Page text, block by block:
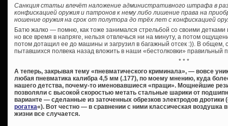
Санкция статьи влечёт наложение административного штрафа в
конфискацией оружия и патронов к нему либо лишение права на
ношение оружия на срок от полутора до трёх лет с конфискацией
Батю жалко — помню, как тоже занимался стрельбой со своими
но все время в напряге, нельзя отвлечься ни на минуту, а потом
потом дотащил ее до машины и загрузил в багажный отсек :)). В общем,
пытавшихся полвека назад вложить в наши «бестолковки»
* * *
А теперь, закрывая тему «пневматического криминала», — вовсе
любая пневматика калибра 4,5 мм (.177), по моему мнению, куда
нашего детства, почему-то именовавшиеся «пращи». Мощнейшие
позволяли с высокой скоростью метать стальные шарики от
варианте — сделанные из заточенных обрезков электродов дротики
рогатка«). Вот честно — в сравнении с ними классическая воздушка
жизни все случается.